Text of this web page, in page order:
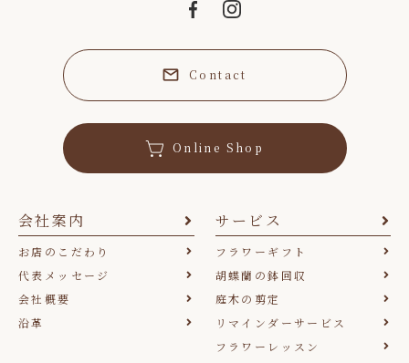
Contact
Online Shop
会社案内
お店のこだわり
代表メッセージ
会社概要
沿革
サービス
フラワーギフト
胡蝶蘭の鉢回収
庭木の剪定
リマインダーサービス
フラワーレッスン